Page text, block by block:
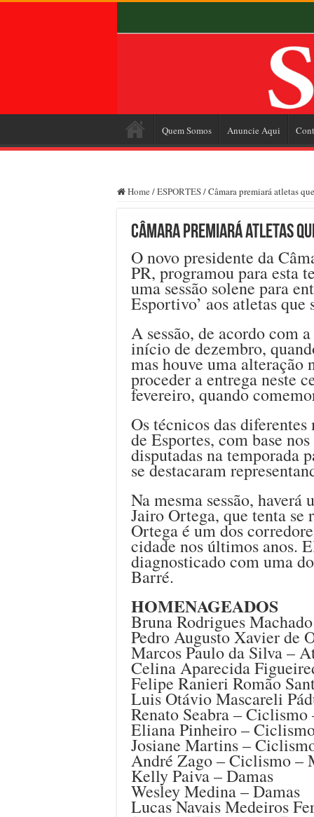
Quem Somos Anuncie Aqui
Home /ESPORTES/Câmara premiará atletas
Câmara premiará atletas
O novo presidente da
PR, programou para esta
uma sessão solene para
Esportivo’ aos atletas que
A sessão, de acordo com
início de dezembro,
mas houve uma
proceder a entrega neste
fevereiro, quando
Os técnicos das
de Esportes, com base
disputadas na temporada
se destacaram
Na mesma sessão,
Jairo Ortega, que tenta se
Ortega é um dos
cidade nos últimos anos.
diagnosticado com uma
Barré.
HOMENAGEADOS
Bruna Rodrigues
Pedro Augusto Xavier de
Marcos Paulo da Silva –
Celina Aparecida
Felipe Ranieri Romão
Luis Otávio Mascareli
Renato Seabra – Ciclismo
Eliana Pinheiro –
Josiane Martins –
André Zago – Ciclismo –
Kelly Paiva – Damas
Wesley Medina – Damas
Lucas Navais Medeiros